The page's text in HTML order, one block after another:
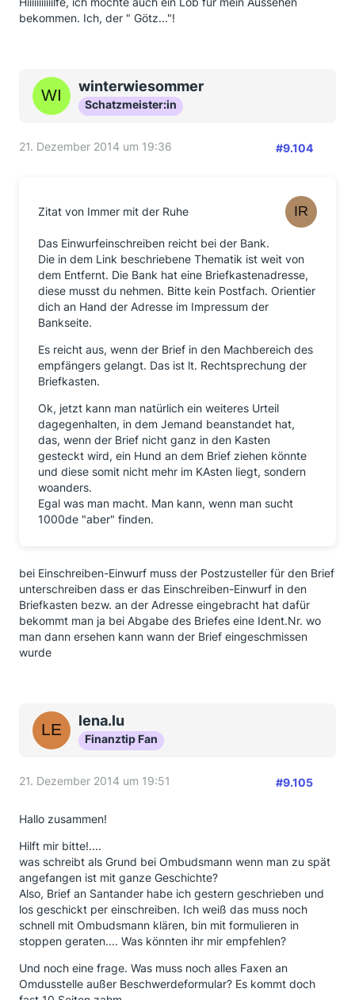
bekommen. Ich, der " Götz..."!
winterwiesommer
Schatzmeister:in
21. Dezember 2014 um 19:36 #9.104
Zitat von Immer mit der Ruhe
Das Einwurfeinschreiben reicht bei der Bank.
Die in dem Link beschriebene Thematik ist weit von
dem Entfernt. Die Bank hat eine Briefkastenadresse,
diese musst du nehmen. Bitte kein Postfach. Orientier
dich an Hand der Adresse im Impressum der
Bankseite.
Es reicht aus, wenn der Brief in den Machbereich des
empfängers gelangt. Das ist lt. Rechtsprechung der
Briefkasten.
Ok, jetzt kann man natürlich ein weiteres Urteil
dagegenhalten, in dem Jemand beanstandet hat,
das, wenn der Brief nicht ganz in den Kasten
gesteckt wird, ein Hund an dem Brief ziehen könnte
und diese somit nicht mehr im KAsten liegt, sondern
woanders.
Egal was man macht. Man kann, wenn man sucht
1000de "aber" finden.
bei Einschreiben-Einwurf muss der Postzusteller für den Brief
unterschreiben dass er das Einschreiben-Einwurf in den
Briefkasten bezw. an der Adresse eingebracht hat dafür
bekommt man ja bei Abgabe des Briefes eine Ident.Nr. wo
man dann ersehen kann wann der Brief eingeschmissen
wurde
lena.lu
Finanztip Fan
21. Dezember 2014 um 19:51 #9.105
Hallo zusammen!
Hilft mir bitte!....
was schreibt als Grund bei Ombudsmann wenn man zu spät
angefangen ist mit ganze Geschichte?
Also, Brief an Santander habe ich gestern geschrieben und
los geschickt per einschreiben. Ich weiß das muss noch
schnell mit Ombudsmann klären, bin mit formulieren in
stoppen geraten.... Was könnten ihr mir empfehlen?
Und noch eine frage. Was muss noch alles Faxen an
Omdusstelle außer Beschwerdeformular? Es kommt doch